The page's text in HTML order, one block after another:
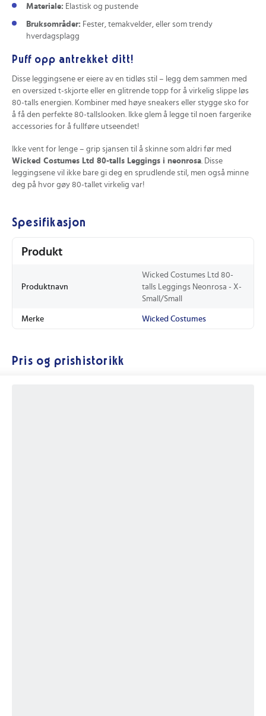
Materiale: Elastisk og pustende
Bruksområder: Fester, temakvelder, eller som trendy
hverdagsplagg
Puff opp antrekket ditt!
Disse leggingsene er eiere av en tidløs stil – legg dem sammen med
en oversized t-skjorte eller en glitrende topp for å virkelig slippe løs
80-talls energien. Kombiner med høye sneakers eller stygge sko for
å få den perfekte 80-tallslooken. Ikke glem å legge til noen fargerike
accessories for å fullføre utseendet!
Ikke vent for lenge – grip sjansen til å skinne som aldri før med
Wicked Costumes Ltd 80-talls Leggings i neonrosa. Disse
leggingsene vil ikke bare gi deg en sprudlende stil, men også minne
deg på hvor gøy 80-tallet virkelig var!
Spesifikasjon
Produkt
Produktnavn
Wicked Costumes Ltd 80-
talls Leggings Neonrosa - X-
Small/Small
Merke Wicked Costumes
Pris og prishistorikk